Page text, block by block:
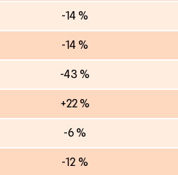
-14 %
-14 %
-43 %
+22 %
-6 %
-12 %